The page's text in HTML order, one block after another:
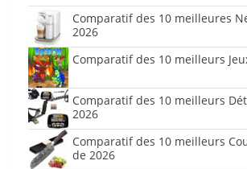
Comparatif des 10 meilleures
2026
Comparatif des 10 meilleurs
Comparatif des 10 meilleurs
2026
Comparatif des 10 meilleurs
de 2026